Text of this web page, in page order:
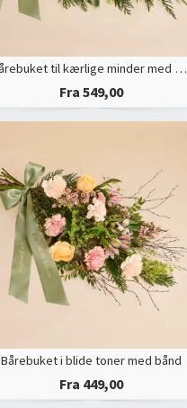
Bårebuket til kærlige minder med bånd
Fra 549,00
Bårebuket i blide toner med bånd
Fra 449,00